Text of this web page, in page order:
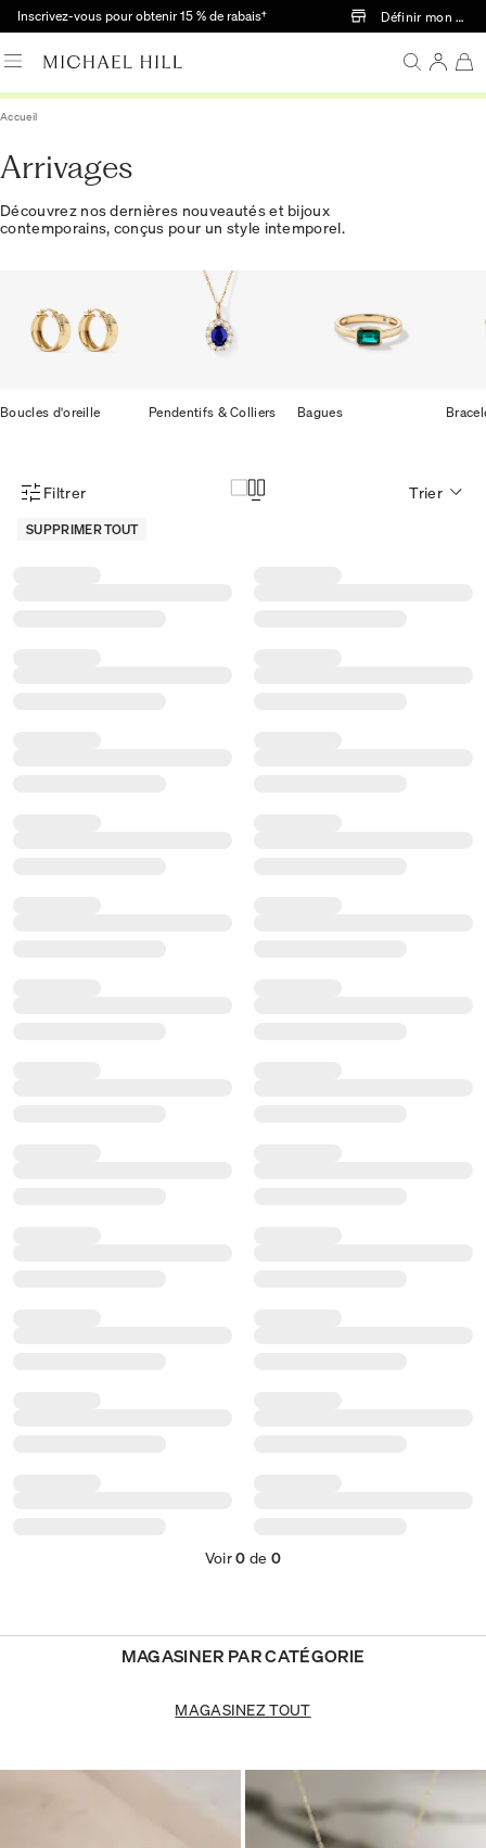
Passer au contenu principal
Inscrivez-vous pour obtenir 15 % de rabais† Définir mon
Accueil
Arrivages
Découvrez nos dernières nouveautés et bijoux
contemporains, conçus pour un style intemporel.
Boucles d'oreille Pendentifs & Colliers Bagues
Menu des filtres d'articles
Filtrer
SUPPRIMER TOUT
Trier
Voir0 de 0
MAGASINER PAR CATÉGORIE
MAGASINEZ TOUT